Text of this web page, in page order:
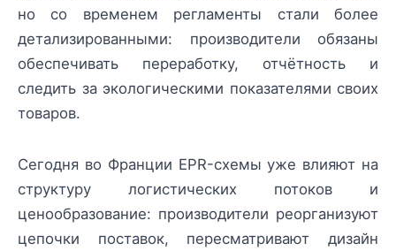
но со временем регламенты стали более
детализированными: производители обязаны
обеспечивать переработку, отчётность и
следить за экологическими показателями своих
товаров.
Сегодня во Франции EPR-схемы уже влияют на
структуру логистических потоков и
ценообразование: производители реорганизуют
цепочки поставок, пересматривают дизайн